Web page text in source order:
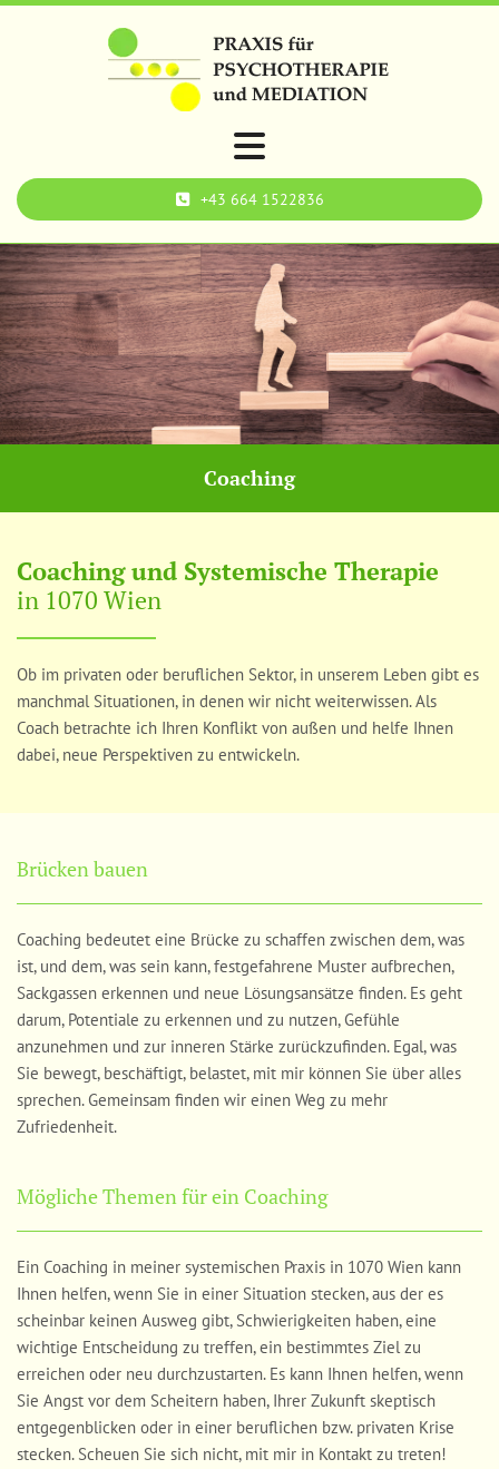
+43 664 1522836
Coaching
Coaching und Systemische Therapie
in 1070 Wien
Ob im privaten oder beruflichen Sektor, in unserem Leben gibt es
manchmal Situationen, in denen wir nicht weiterwissen. Als
Coach betrachte ich Ihren Konflikt von außen und helfe Ihnen
dabei, neue Perspektiven zu entwickeln.
Brücken bauen
Coaching bedeutet eine Brücke zu schaffen zwischen dem, was
ist, und dem, was sein kann, festgefahrene Muster aufbrechen,
Sackgassen erkennen und neue Lösungsansätze finden. Es geht
darum, Potentiale zu erkennen und zu nutzen, Gefühle
anzunehmen und zur inneren Stärke zurückzufinden. Egal, was
Sie bewegt, beschäftigt, belastet, mit mir können Sie über alles
sprechen. Gemeinsam finden wir einen Weg zu mehr
Zufriedenheit.
Mögliche Themen für ein Coaching
Ein Coaching in meiner systemischen Praxis in 1070 Wien kann
Ihnen helfen, wenn Sie in einer Situation stecken, aus der es
scheinbar keinen Ausweg gibt, Schwierigkeiten haben, eine
wichtige Entscheidung zu treffen, ein bestimmtes Ziel zu
erreichen oder neu durchzustarten. Es kann Ihnen helfen, wenn
Sie Angst vor dem Scheitern haben, Ihrer Zukunft skeptisch
entgegenblicken oder in einer beruflichen bzw. privaten Krise
stecken. Scheuen Sie sich nicht, mit mir in Kontakt zu treten!